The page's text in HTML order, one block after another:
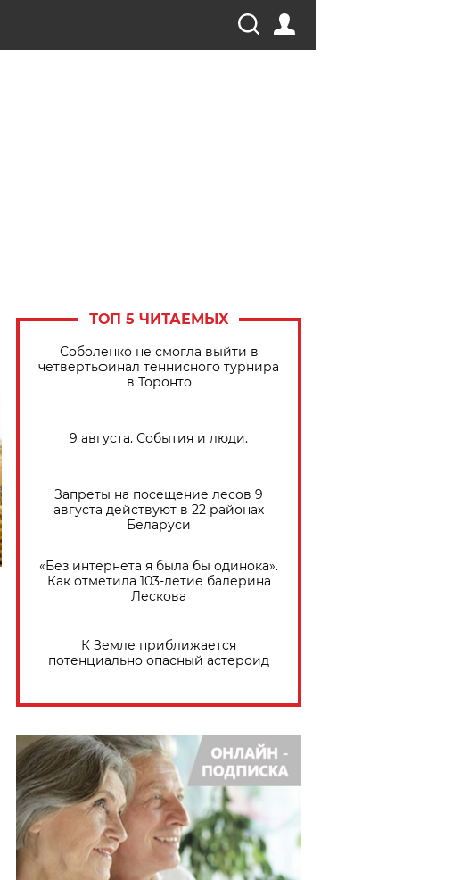
ТОП 5 ЧИТАЕМЫХ
Соболенко не смогла выйти в
четвертьфинал теннисного турнира
в Торонто
9 августа. События и люди.
Запреты на посещение лесов 9
августа действуют в 22 районах
Беларуси
«Без интернета я была бы одинока».
Как отметила 103-летие балерина
Лескова
К Земле приближается
потенциально опасный астероид